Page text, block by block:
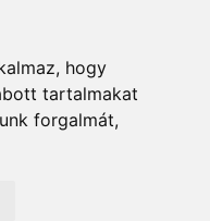
hogy
tartalmakat
forgalmát,